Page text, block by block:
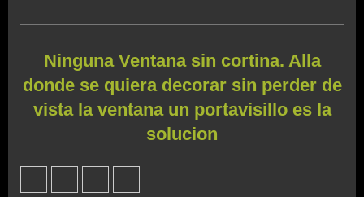
Ninguna Ventana sin cortina. Alla
donde se quiera decorar sin perder de
vista la ventana un portavisillo es la
solucion